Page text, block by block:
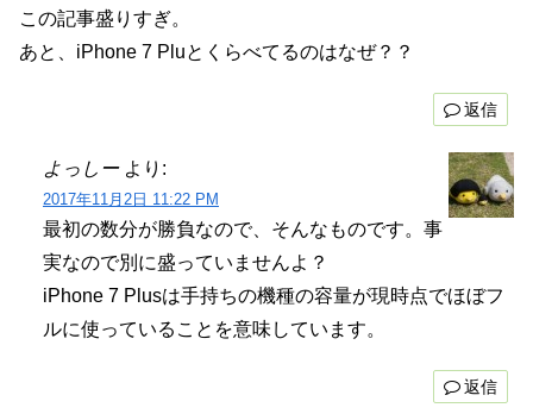
この記事盛りすぎ。
あと、iPhone 7 Pluとくらべてるのはなぜ？？
返信
よっしー より:
2017年11月2日 11:22 PM
最初の数分が勝負なので、そんなものです。事
実なので別に盛っていませんよ？
iPhone 7 Plusは手持ちの機種の容量が現時点でほぼフ
ルに使っていることを意味しています。
返信